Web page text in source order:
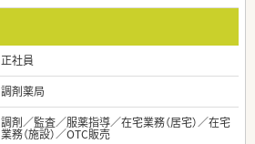
正社員
調剤薬局
調剤／監査／服薬指導／在宅業務（居宅）／在宅
業務（施設）／OTC販売